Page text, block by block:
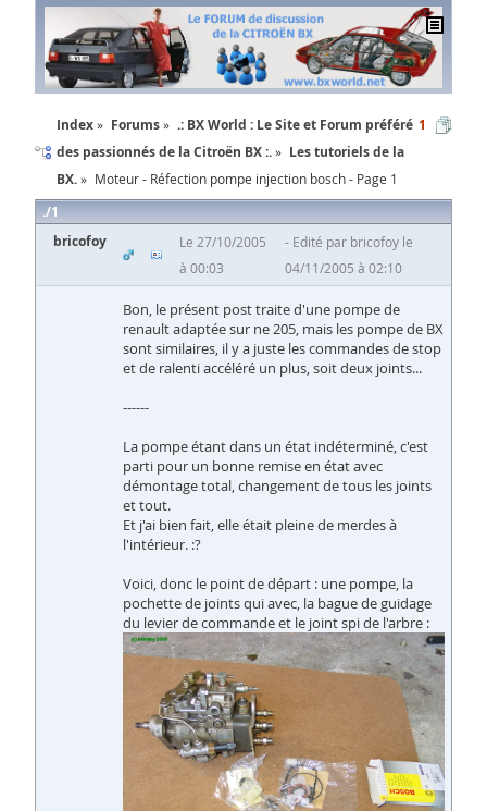
Index Forums
.: BX World : Le Site et Forum préféré
des passionnés de la Citroën BX :.
Les tutoriels de la
BX.
Moteur - Réfection pompe injection bosch - Page 1
1
1
bricofoy
Le 27/10/2005
à 00:03
Edité par bricofoy le
04/11/2005 à 02:10
Bon, le présent post traite d'une pompe de
renault adaptée sur ne 205, mais les pompe de BX
sont similaires, il y a juste les commandes de stop
et de ralenti accéléré un plus, soit deux joints...
------
La pompe étant dans un état indéterminé, c'est
parti pour un bonne remise en état avec
démontage total, changement de tous les joints
et tout.
Et j'ai bien fait, elle était pleine de merdes à
l'intérieur. :?
Voici, donc le point de départ : une pompe, la
pochette de joints qui avec, la bague de guidage
du levier de commande et le joint spi de l'arbre :